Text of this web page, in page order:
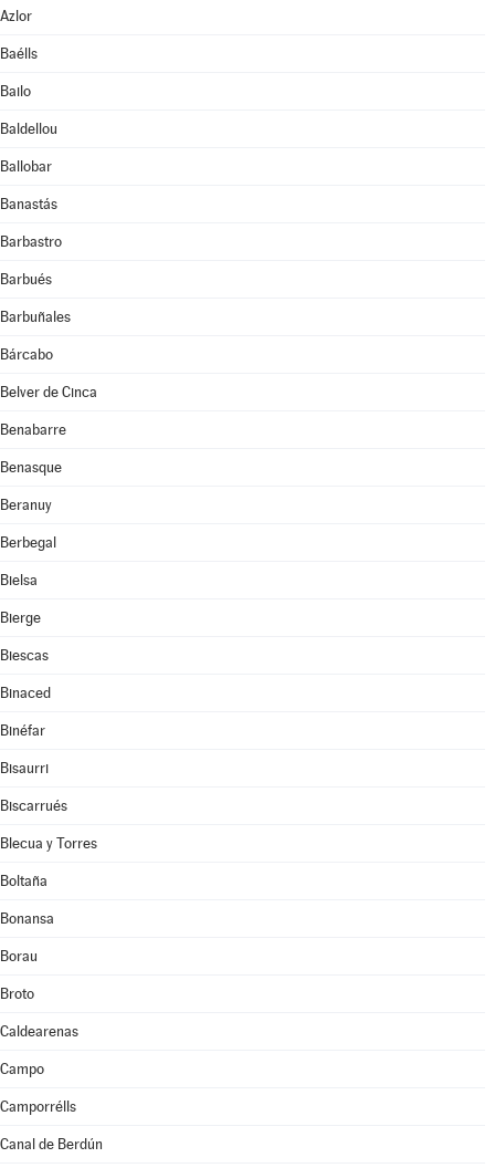
Azlor
Baélls
Bailo
Baldellou
Ballobar
Banastás
Barbastro
Barbués
Barbuñales
Bárcabo
Belver de Cinca
Benabarre
Benasque
Beranuy
Berbegal
Bielsa
Bierge
Biescas
Binaced
Binéfar
Bisaurri
Biscarrués
Blecua y Torres
Boltaña
Bonansa
Borau
Broto
Caldearenas
Campo
Camporrélls
Canal de Berdún